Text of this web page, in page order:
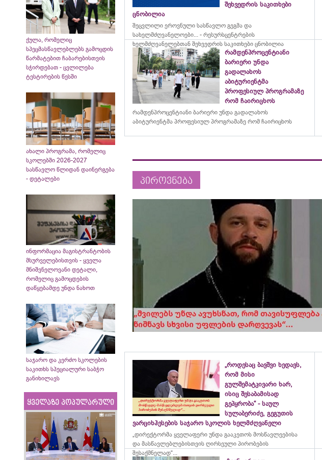
ქულა, რომელიც
სპეცმასწავლებლებს გამოცდის
წარმატებით ჩაბარებისთვის
სჭირდებათ - ცვლილება
ტესტირების წესში
ახალი პროგრამა, რომელიც
სკოლებში 2026-2027
სასწავლო წლიდან დაინერგება
- დეტალები
ინფორმაცია მაგისტრანტობის
მსურველებისთვის - ყველა
მნიშვნელოვანი დეტალი,
რომელიც გამოცდების
დაწყებამდე უნდა ნახოთ
საჯარო და კერძო სკოლების
საკითხს სპეციალური საბჭო
განიხილავს
ყველაზე პოპულარული
შეხვედრის საკითხები
ცნობილია
შეცვლილი ეროვნული სასწავლო გეგმა და
სახელმძღვანელოები... - რესურსცენტრების
ხელმძღვანელებთან შეხვედრის საკითხები ცნობილია
რამდენპროცენტიანი
ბარიერი უნდა
გადალახოს
აბიტურიენტმა
პროფესიულ პროგრამაზე
რომ ჩაირიცხოს
რამდენპროცენტიანი ბარიერი უნდა გადალახოს
აბიტურიენტმა პროფესიულ პროგრამაზე რომ ჩაირიცხოს
პიროვნება
„როდესაც ბავშვი ხედავს,
რომ მისი
გულშემატკივარი ხარ,
ისიც შესაბამისად
გეპყრობა“ - საულ
სულაბერიძე, გეგუთის
ვარციხჰესების საჯარო სკოლის ხელმძღვანელი
„დირექტორმა ყველაფერი უნდა გააკეთოს მოსწავლეებისა
და მასწავლებლებისთვის ღირსეული პირობების
შესაქმნელად“...